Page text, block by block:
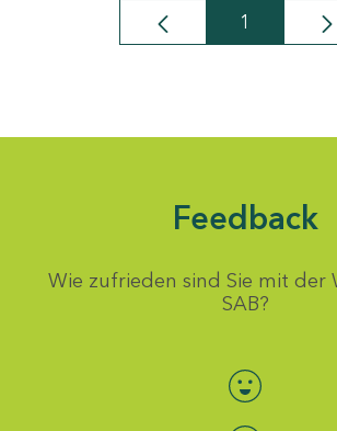
Seite
1
Feedback
Wie zufrieden sind Sie mit der
SAB?
Bewertung